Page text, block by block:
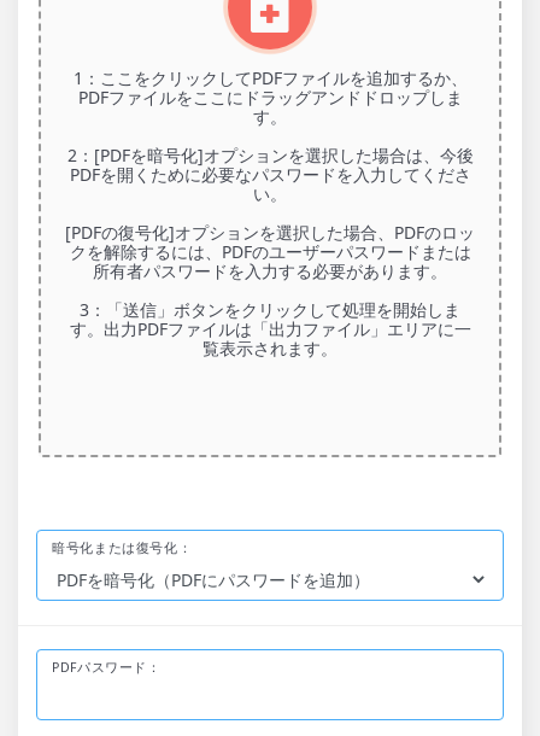
1：ここをクリックしてPDFファイルを追加するか、
PDFファイルをここにドラッグアンドドロップしま
す。
2：[PDFを暗号化]オプションを選択した場合は、今後
PDFを開くために必要なパスワードを入力してくださ
い。
[PDFの復号化]オプションを選択した場合、PDFのロッ
クを解除するには、PDFのユーザーパスワードまたは
所有者パスワードを入力する必要があります。
3：「送信」ボタンをクリックして処理を開始しま
す。出力PDFファイルは「出力ファイル」エリアに一
覧表示されます。
暗号化または復号化：
PDFパスワード：